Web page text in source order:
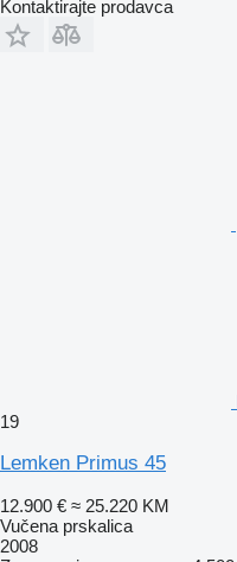
Kontaktirajte prodavca
19
Lemken Primus 45
12.900 € ≈ 25.220 KM
Vučena prskalica
2008